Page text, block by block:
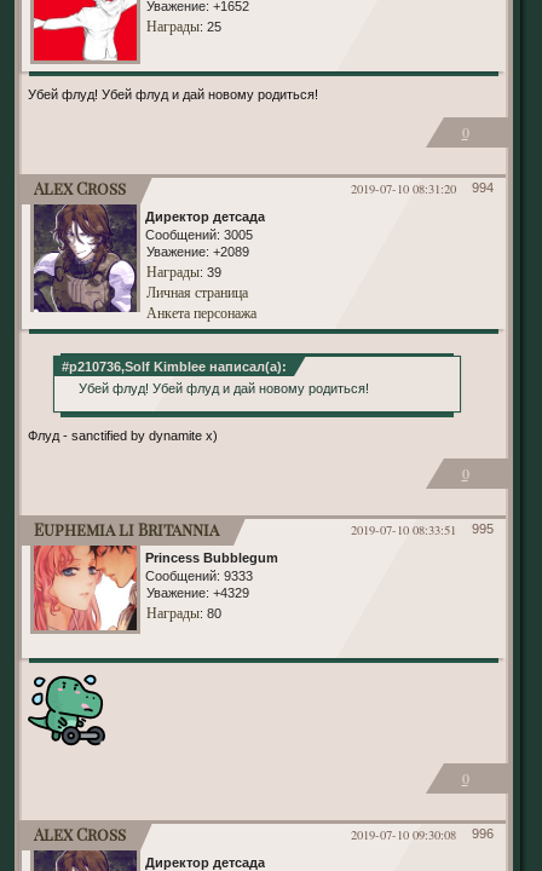
Уважение: +1652
Награды: 25
Убей флуд! Убей флуд и дай новому родиться!
0
994
2019-07-10 08:31:20
Alex Cross
Директор детсада
Сообщений: 3005
Уважение: +2089
Награды: 39
Личная страница
Анкета персонажа
#p210736,Solf Kimblee написал(а):
Убей флуд! Убей флуд и дай новому родиться!
Флуд - sanctified by dynamite х)
0
995
2019-07-10 08:33:51
Euphemia li Britannia
Princess Bubblegum
Сообщений: 9333
Уважение: +4329
Награды: 80
0
996
2019-07-10 09:30:08
Alex Cross
Директор детсада